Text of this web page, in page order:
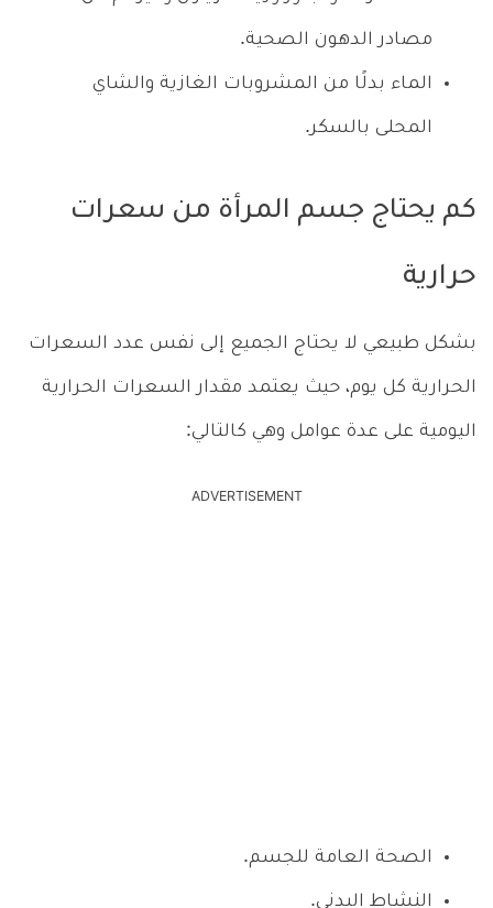
مصادر الدهون الصحية.
الماء بدلًا من المشروبات الغازية والشاي
المحلى بالسكر.
كم يحتاج جسم المرأة من سعرات
حرارية
بشكل طبيعي لا يحتاج الجميع إلى نفس عدد السعرات
الحرارية كل يوم، حيث يعتمد مقدار السعرات الحرارية
اليومية على عدة عوامل وهي كالتالي:
ADVERTISEMENT
الصحة العامة للجسم.
النشاط البدني.